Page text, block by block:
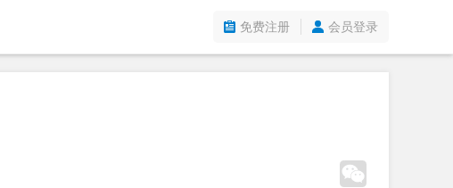
免费注册 会员登录